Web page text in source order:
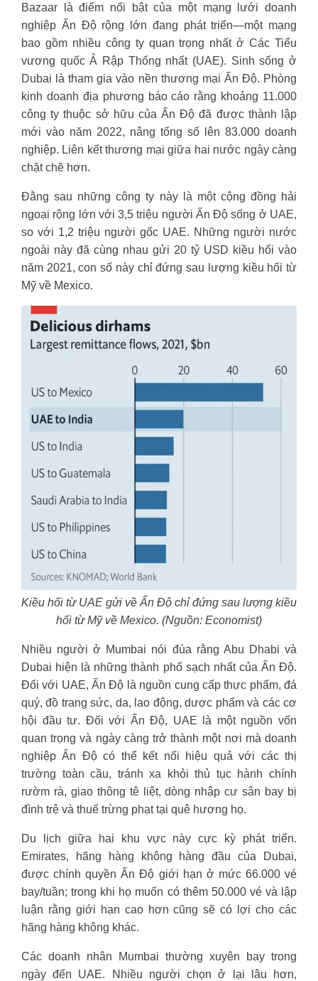
Bazaar là điểm nổi bật của một mạng lưới doanh
nghiệp Ấn Độ rộng lớn đang phát triển—một mạng
bao gồm nhiều công ty quan trọng nhất ở Các Tiểu
vương quốc Ả Rập Thống nhất (UAE). Sinh sống ở
Dubai là tham gia vào nền thương mại Ấn Độ. Phòng
kinh doanh địa phương báo cáo rằng khoảng 11.000
công ty thuộc sở hữu của Ấn Độ đã được thành lập
mới vào năm 2022, nâng tổng số lên 83.000 doanh
nghiệp. Liên kết thương mại giữa hai nước ngày càng
chặt chẽ hơn.
Đằng sau những công ty này là một cộng đồng hải
ngoại rộng lớn với 3,5 triệu người Ấn Độ sống ở UAE,
so với 1,2 triệu người gốc UAE. Những người nước
ngoài này đã cùng nhau gửi 20 tỷ USD kiều hối vào
năm 2021, con số này chỉ đứng sau lượng kiều hối từ
Mỹ về Mexico.
Kiều hối từ UAE gửi về Ấn Độ chỉ đứng sau lượng kiều
hối từ Mỹ về Mexico. (Nguồn: Economist)
Nhiều người ở Mumbai nói đùa rằng Abu Dhabi và
Dubai hiện là những thành phố sạch nhất của Ấn Độ.
Đối với UAE, Ấn Độ là nguồn cung cấp thực phẩm, đá
quý, đồ trang sức, da, lao động, dược phẩm và các cơ
hội đầu tư. Đối với Ấn Độ, UAE là một nguồn vốn
quan trọng và ngày càng trở thành một nơi mà doanh
nghiệp Ấn Độ có thể kết nối hiệu quả với các thị
trường toàn cầu, tránh xa khỏi thủ tục hành chính
rườm rà, giao thông tê liệt, dòng nhập cư sân bay bị
đình trệ và thuế trừng phạt tại quê hương họ.
Du lịch giữa hai khu vực này cực kỳ phát triển.
Emirates, hãng hàng không hàng đầu của Dubai,
được chính quyền Ấn Độ giới hạn ở mức 66.000 vé
bay/tuần; trong khi họ muốn có thêm 50.000 vé và lập
luận rằng giới hạn cao hơn cũng sẽ có lợi cho các
hãng hàng không khác.
Các doanh nhân Mumbai thường xuyên bay trong
ngày đến UAE. Nhiều người chọn ở lại lâu hơn,